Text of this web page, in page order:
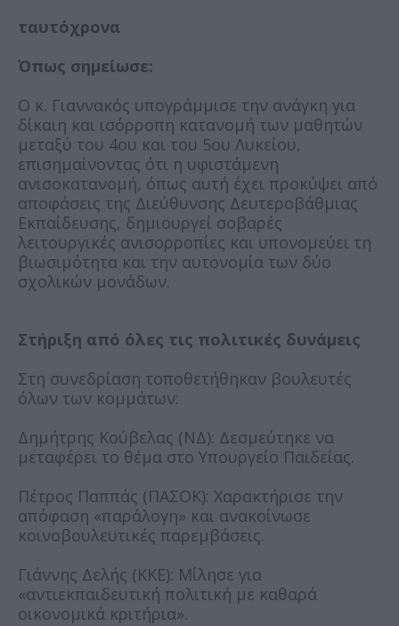
ταυτόχρονα
Όπως σημείωσε:
Ο κ. Γιαννακός υπογράμμισε την ανάγκη για
δίκαιη και ισόρροπη κατανομή των μαθητών
μεταξύ του 4ου και του 5ου Λυκείου,
επισημαίνοντας ότι η υφιστάμενη
ανισοκατανομή, όπως αυτή έχει προκύψει από
αποφάσεις της Διεύθυνσης Δευτεροβάθμιας
Εκπαίδευσης, δημιουργεί σοβαρές
λειτουργικές ανισορροπίες και υπονομεύει τη
βιωσιμότητα και την αυτονομία των δύο
σχολικών μονάδων.
Στήριξη από όλες τις πολιτικές δυνάμεις
Στη συνεδρίαση τοποθετήθηκαν βουλευτές
όλων των κομμάτων:
Δημήτρης Κούβελας (ΝΔ): Δεσμεύτηκε να
μεταφέρει το θέμα στο Υπουργείο Παιδείας.
Πέτρος Παππάς (ΠΑΣΟΚ): Χαρακτήρισε την
απόφαση «παράλογη» και ανακοίνωσε
κοινοβουλευτικές παρεμβάσεις.
Γιάννης Δελής (ΚΚΕ): Μίλησε για
«αντιεκπαιδευτική πολιτική με καθαρά
οικονομικά κριτήρια».